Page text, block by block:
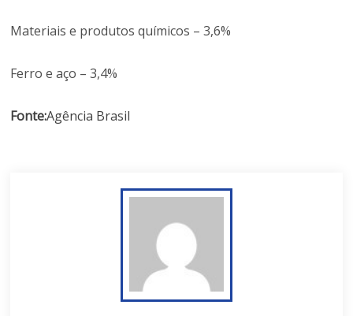
Materiais e produtos químicos – 3,6%
Ferro e aço – 3,4%
Fonte:Agência Brasil